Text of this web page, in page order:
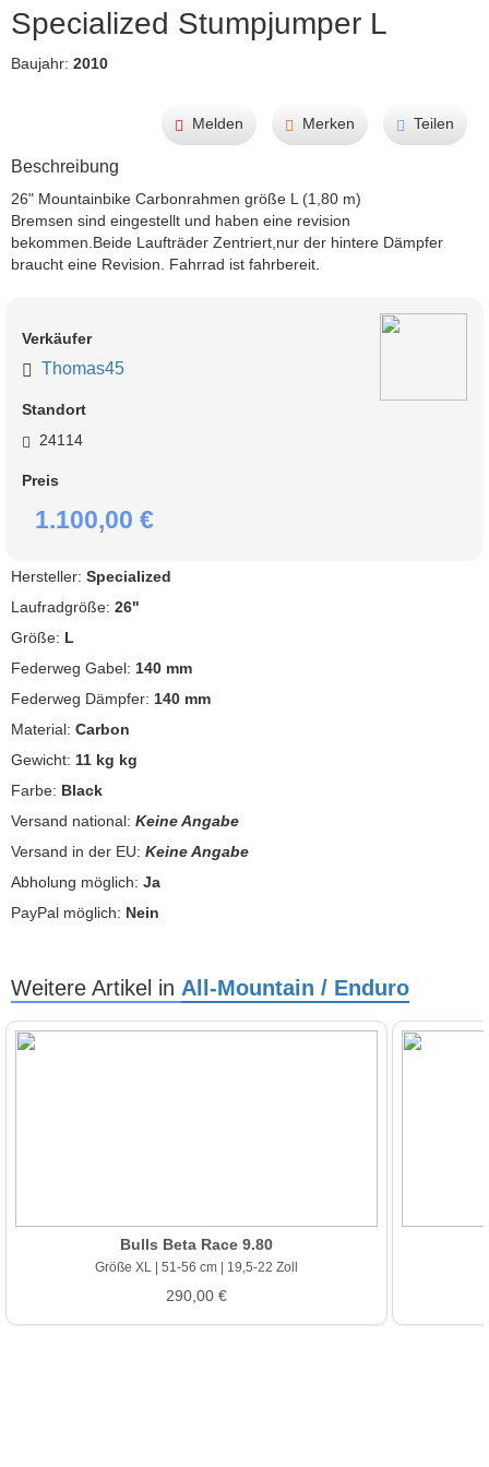
Specialized Stumpjumper L
Baujahr: 2010
Melden Merken Teilen
Beschreibung
26" Mountainbike Carbonrahmen größe L (1,80 m)
Bremsen sind eingestellt und haben eine revision
bekommen.Beide Laufträder Zentriert,nur der hintere Dämpfer
braucht eine Revision. Fahrrad ist fahrbereit.
Verkäufer
Thomas45
Standort
24114
Preis
1.100,00 €
Hersteller: Specialized
Laufradgröße: 26"
Größe: L
Federweg Gabel: 140 mm
Federweg Dämpfer: 140 mm
Material: Carbon
Gewicht: 11 kg kg
Farbe: Black
Versand national: Keine Angabe
Versand in der EU: Keine Angabe
Abholung möglich: Ja
PayPal möglich: Nein
Weitere Artikel in All-Mountain / Enduro
Bulls Beta Race 9.80
Größe XL | 51-56 cm | 19,5-22 Zoll
290,00 €